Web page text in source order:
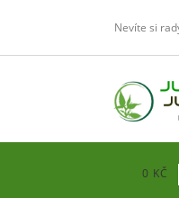
obsahu
Nevíte si
0 KČ